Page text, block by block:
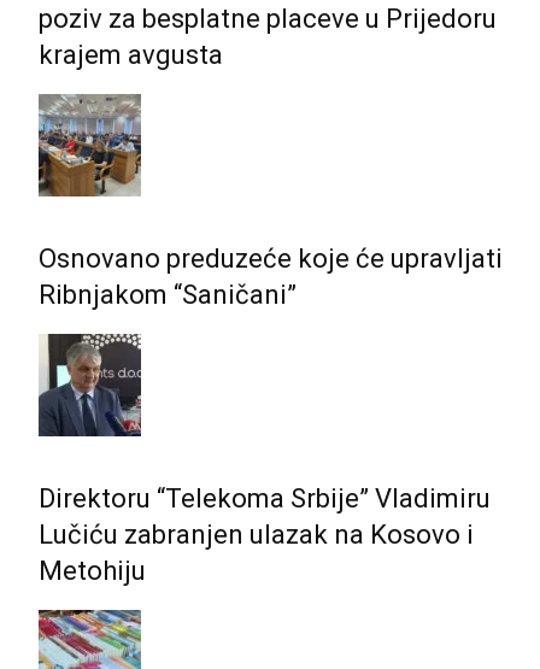
poziv za besplatne placeve u Prijedoru
krajem avgusta
Osnovano preduzeće koje će upravljati
Ribnjakom “Saničani”
Direktoru “Telekoma Srbije” Vladimiru
Lučiću zabranjen ulazak na Kosovo i
Metohiju